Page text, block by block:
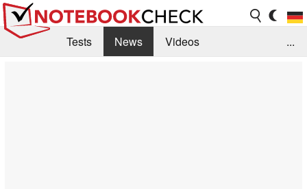
Tests News
Videos
...